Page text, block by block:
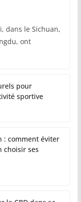
dans le Sichuan,
ont
pour
sportive
: comment éviter
choisir ses